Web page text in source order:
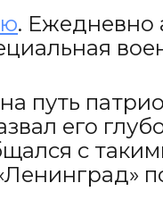
. Ежедневно
путь
его
с